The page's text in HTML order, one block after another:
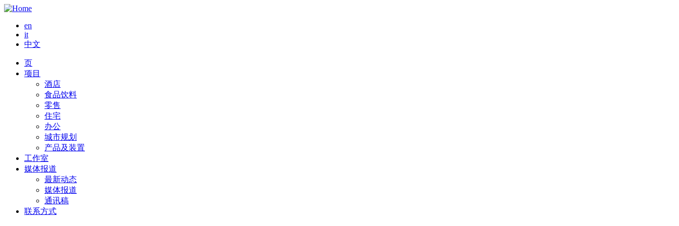
Skip
main
content
en
it
中文
Main
navigation
页
项目
酒店
食品饮料
零售
住宅
办公
城市规划
产品及装置
工作室
媒体报道
最新动态
媒体报道
通讯稿
联系方式